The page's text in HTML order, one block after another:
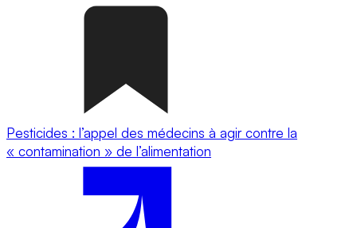
Pesticides : l’appel des médecins à agir contre la
« contamination » de l’alimentation